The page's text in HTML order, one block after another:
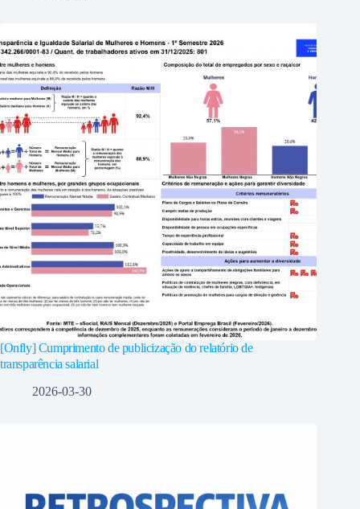
[Onfly] Cumprimento de publicização do relatório de
transparência salarial
2026-03-30